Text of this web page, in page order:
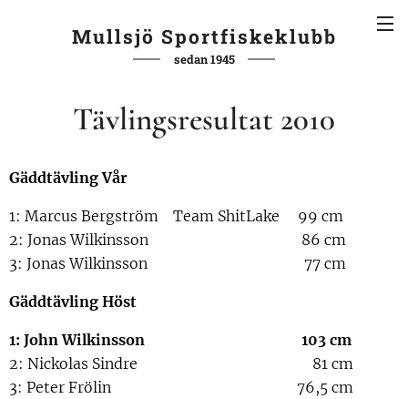
Mullsjö Sportfiskeklubb
sedan 1945
Tävlingsresultat 2010
Gäddtävling Vår
1: Marcus Bergström Team ShitLake 99 cm
2: Jonas Wilkinsson 86 cm
3: Jonas Wilkinsson 77 cm
Gäddtävling Höst
1: John Wilkinsson 103 cm
2: Nickolas Sindre 81 cm
3: Peter Frölin 76,5 cm